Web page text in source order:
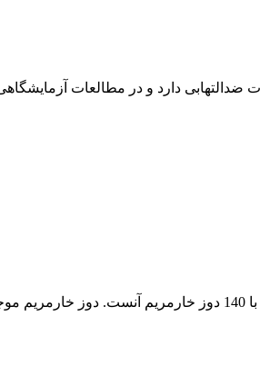
دارد و در مطالعات